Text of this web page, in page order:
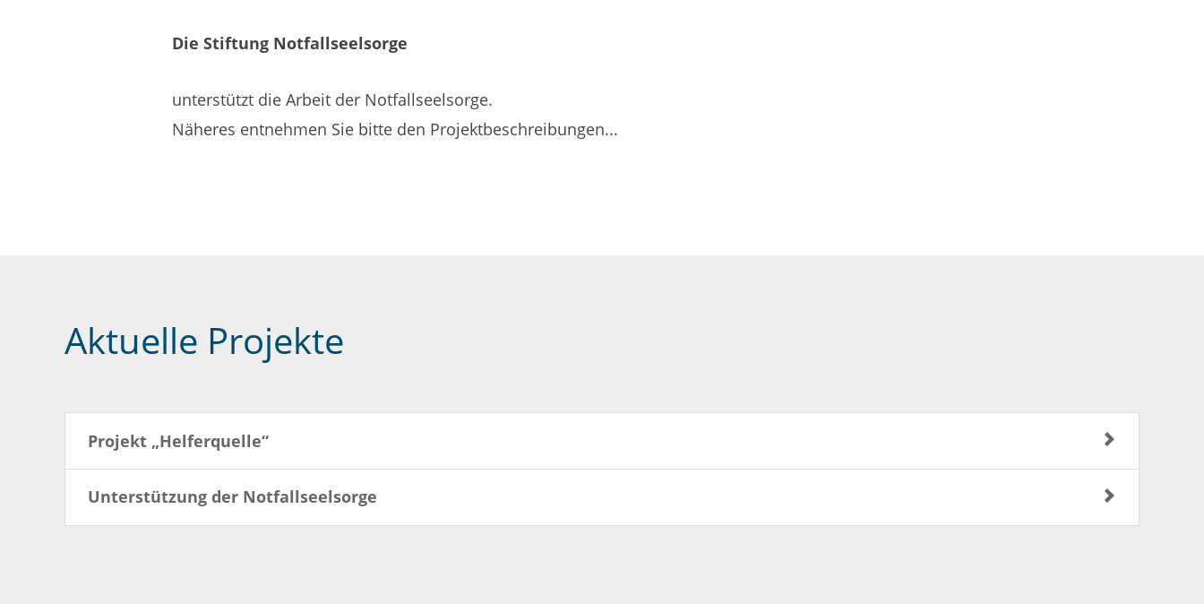
Die Stiftung Notfallseelsorge
unterstützt die Arbeit der Notfallseelsorge.
Näheres entnehmen Sie bitte den Projektbeschreibungen...
Aktuelle Projekte
Projekt „Helferquelle“
Unterstützung der Notfallseelsorge